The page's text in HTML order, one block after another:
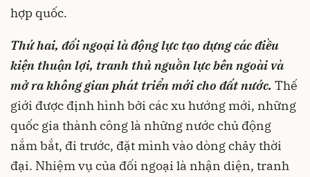
hợp quốc.
Thứ hai, đối ngoại là động lực tạo dựng các điều
kiện thuận lợi, tranh thủ nguồn lực bên ngoài và
mở ra không gian phát triển mới cho đất nước. Thế
giới được định hình bởi các xu hướng mới, những
quốc gia thành công là những nước chủ động
nắm bắt, đi trước, đặt mình vào dòng chảy thời
đại. Nhiệm vụ của đối ngoại là nhận diện, tranh